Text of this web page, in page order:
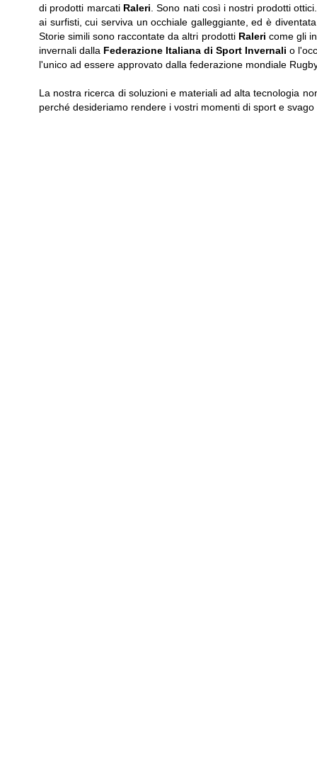
di prodotti marcati Raleri . Sono nati così i nostri prodotti
ai surfisti, cui serviva un occhiale galleggiante, ed è
Storie simili sono raccontate da altri prodotti Raleri come gli
invernali dalla Federazione Italiana di Sport Invernali o
l'unico ad essere approvato dalla federazione mondiale
La nostra ricerca di soluzioni e materiali ad alta tecnologia
perché desideriamo rendere i vostri momenti di sport e